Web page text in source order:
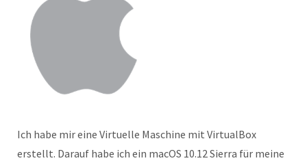
Ich habe mir eine Virtuelle Maschine mit VirtualBox
erstellt. Darauf habe ich ein macOS 10.12 Sierra für meine